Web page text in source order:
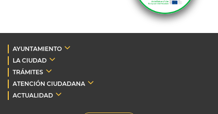
AYUNTAMIENTO
LA CIUDAD
TRÁMITES
ATENCIÓN CIUDADANA
ACTUALIDAD